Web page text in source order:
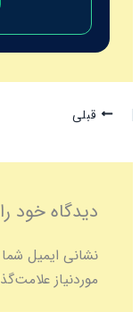
قبلی
دیدگاه‌ خود
نشانی ایمیل
موردنیاز